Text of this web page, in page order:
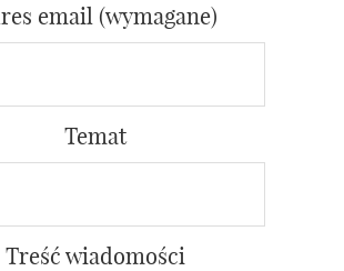
email (wymagane)
Temat
Treść wiadomości